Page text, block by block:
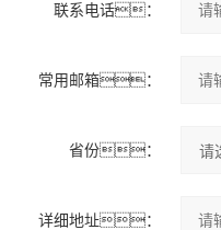
联系电话：
常用邮箱：
省份：
详细地址：